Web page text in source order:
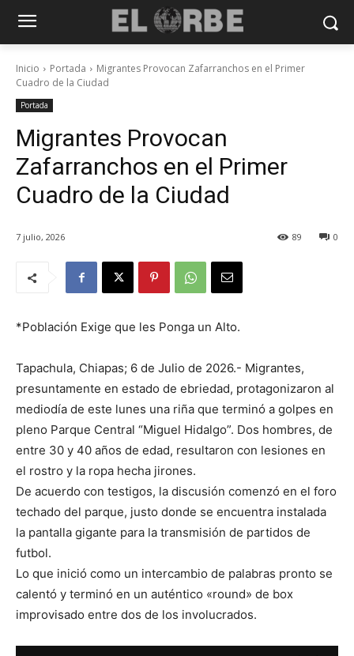
Inicio Portada
Migrantes Provocan Zafarranchos en el Primer
Cuadro de la Ciudad
Portada
Migrantes Provocan
Zafarranchos en el Primer
Cuadro de la Ciudad
7 julio, 2026 0
89
*Población Exige que les Ponga un Alto.
Tapachula, Chiapas; 6 de Julio de 2026.- Migrantes,
presuntamente en estado de ebriedad, protagonizaron al
mediodía de este lunes una riña que terminó a golpes en
pleno Parque Central “Miguel Hidalgo”. Dos hombres, de
entre 30 y 40 años de edad, resultaron con lesiones en
el rostro y la ropa hecha jirones.
De acuerdo con testigos, la discusión comenzó en el foro
techado del parque, justo donde se encuentra instalada
la pantalla gigante para la transmisión de partidos de
futbol.
Lo que inició como un intercambio de palabras pronto se
calentó y terminó en un auténtico «round» de box
improvisado entre dos de los involucrados.